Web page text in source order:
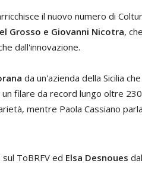
il nuovo numero di
Grosso e Giovanni Nicotra,
dall'innovazione.
da un'azienda della Sicilia
filare da record lungo oltre
mentre Paola Cassiano
ToBRFV ed Elsa Desnoues